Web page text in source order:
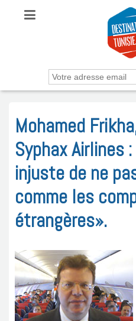
Mohamed
Syphax Airlines
injuste de ne
comme les
étrangères».